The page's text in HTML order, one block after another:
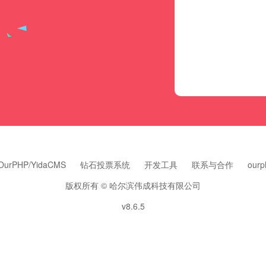
YidaCMS 钻石投票系统 开发工具 联系与合作
版权所有 © 哈尔滨伟成科技有限公司
v8.6.5